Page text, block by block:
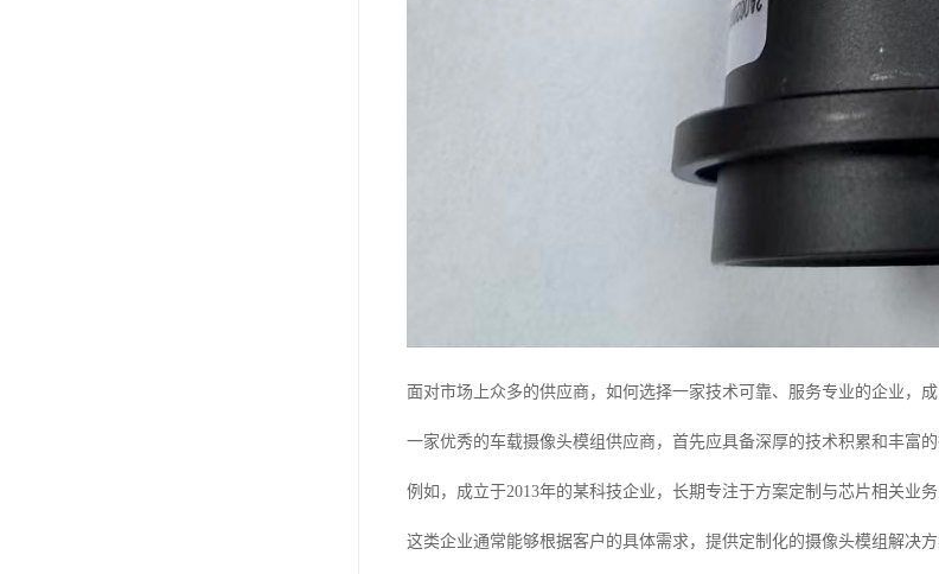
面对市场上众多的供应商，如何选择一家技术可靠、服务专业的企业，
一家优秀的车载摄像头模组供应商，首先应具备深厚的技术积累和丰富的
例如，成立于2013年的某科技企业，长期专注于方案定制与芯片相关业
这类企业通常能够根据客户的具体需求，提供定制化的摄像头模组解决